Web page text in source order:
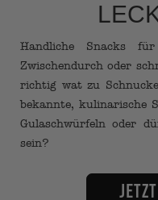
Handliche Snacks
Zwischendurch oder
richtig wat zu
bekannte, kulinarische
Gulaschwürfeln oder
sein?